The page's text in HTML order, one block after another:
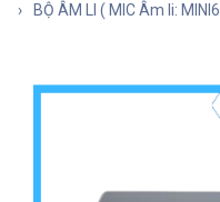
BỘ ÂM LI ( MIC Âm li: